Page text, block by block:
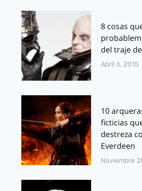
8 cosas
del traje
Abril 6, 2015
10
ficticias
destreza
Everdeen
Noviembre